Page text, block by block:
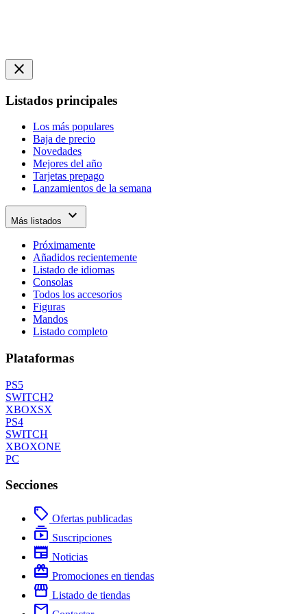
close
Listados principales
Los más populares
Baja de precio
Novedades
Mejores del año
Tarjetas prepago
Lanzamientos de la semana
Más listados expand_more
Próximamente
Añadidos recientemente
Listado de idiomas
Consolas
Todos los accesorios
Figuras
Mandos
Listado completo
Plataformas
PS5
SWITCH2
XBOXSX
PS4
SWITCH
XBOXONE
PC
Secciones
local_offer Ofertas publicadas
subscriptions Suscripciones
newspaper Noticias
redeem Promociones en tiendas
storefront Listado de tiendas
mail